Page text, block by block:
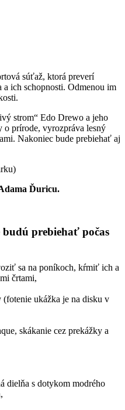
súťaž, ktorá preverí
ich schopnosti. Odmenou im
strom“ Edo Drewo a jeho
o prírode, vyrozpráva lesný
Nakoniec bude prebiehať aj
Ďuricu.
prebiehať počas
sa na poníkoch, kŕmiť ich a
črtami,
ukážka je na disku v
skákanie cez prekážky a
dielňa s dotykom modrého